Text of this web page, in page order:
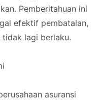
Pemberitahuan ini
efektif pembatalan,
lagi berlaku.
asuransi